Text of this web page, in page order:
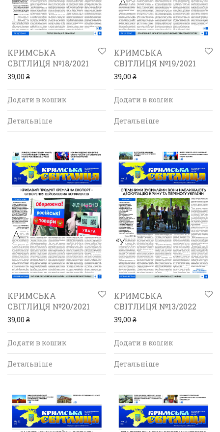
КРИМСЬКА
СВІТЛИЦЯ №18/2021
39,00 ₴
Додати в кошик
Детальніше
КРИМСЬКА
СВІТЛИЦЯ №19/2021
39,00 ₴
Додати в кошик
Детальніше
КРИМСЬКА
СВІТЛИЦЯ №20/2021
39,00 ₴
Додати в кошик
Детальніше
КРИМСЬКА
СВІТЛИЦЯ №13/2022
39,00 ₴
Додати в кошик
Детальніше